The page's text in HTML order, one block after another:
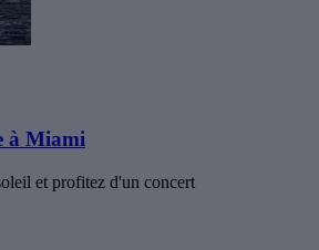
à Miami
et profitez d'un concert